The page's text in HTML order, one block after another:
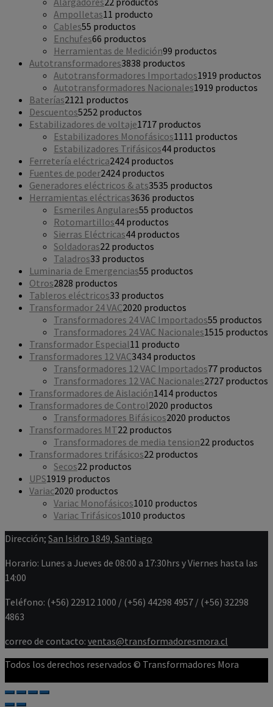
Ampolletas11 producto
Cables55 productos
Enchufes66 productos
Herramientas de Medición99 productos
Autotransformadores3838 productos
Autotransformadores Importados1919 productos
Autotransformadores Nacionales1919 productos
Baterías2121 productos
Descuentos5252 productos
Estabilizadores de voltaje1717 productos
Estabilizadores Monofásicos1111 productos
Estabilizadores Trifásicos44 productos
Ferretería eléctrica2424 productos
Fuentes de poder2424 productos
Generadores eléctricos & ats3535 productos
Herramientas eléctricas3636 productos
Esmeriles Angulares55 productos
Rotomartillos44 productos
Sierras Eléctricas44 productos
Soldadoras22 productos
Taladros33 productos
Luminaria de Emergencias55 productos
Otros2828 productos
Tableros eléctricos33 productos
Transformador 24 VAC2020 productos
Transformadores 24 VAC Importados55 productos
Transformadores 24 VAC Nacionales1515 productos
Transformador Especial11 producto
Transformadores 12 VAC3434 productos
Transformadores 12 VAC Importados77 productos
Transformadores 12 VAC Nacionales2727 productos
Transformadores de Aislación1414 productos
Transformadores de Control2020 productos
Transformadores Bifásicos2020 productos
Transformadores MT22 productos
Transformadores de media tension22 productos
Transformadores trifásicos22 productos
Secos22 productos
UPS1919 productos
Variac2020 productos
Variac Monofásicos1010 productos
Variac Trifásicos1010 productos
Dirección; San Isidro 1849, Santiago
Horario: Lunes a Jueves de 08:00 a 17:30hrs y Viernes hasta las
14:00
Teléfono: (+56) 22912 1000 / (+56) 44298 4957 / (+56) 32298
4863
correo de contacto: ventas@transformadoresmora.cl
Todos los derechos reservados © Transformadores Mora